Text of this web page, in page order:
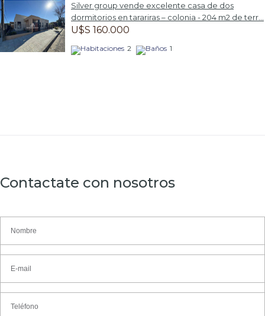
Silver group vende excelente casa de dos
dormitorios en tarariras – colonia - 204 m2 de terr...
U$S 160.000
2 1
Contactate con nosotros